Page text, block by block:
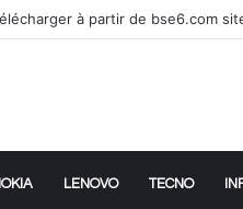
à partir de bse6.com
LENOVO TECNO